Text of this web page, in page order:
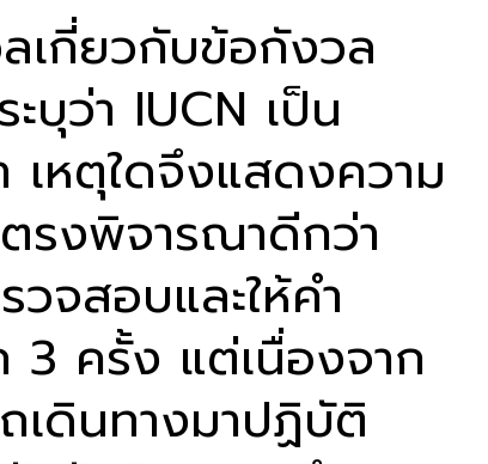
เกี่ยวกับข้อกังวล
บุว่า IUCN เป็น
เหตุใดจึงแสดงความ
รงพิจารณาดีกว่า
จสอบและให้คำ
3 ครั้ง แต่เนื่องจาก
เดินทางมาปฏิบัติ